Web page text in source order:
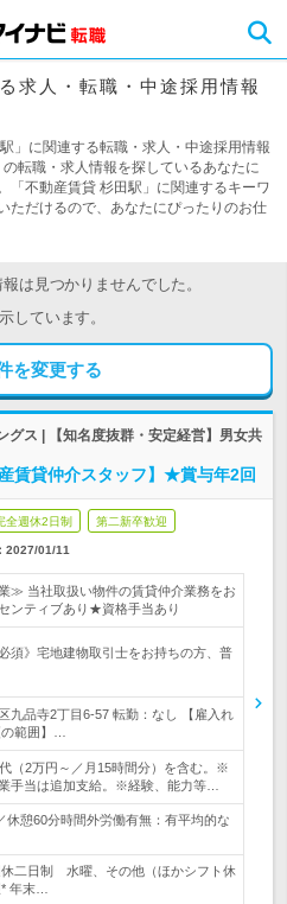
求人・転職・中途採用情報
」に関連する転職・求人・中途採用情報
転職・求人情報を探しているあなたに
「不動産賃貸 杉田駅」に関連するキーワ
ただけるので、あなたにぴったりのお仕
は見つかりませんでした。
しています。
を変更する
グス | 【知名度抜群・安定経営】男女共
賃貸仲介スタッフ】★賞与年2回
全週休2日制 第二新卒歓迎
2027/01/11
≫ 当社取扱い物件の賃貸仲介業務をお
ンティブあり★資格手当あり
須》宅地建物取引士をお持ちの方、普
九品寺2丁目6-57 転勤：なし 【雇入れ
範囲】…
（2万円～／月15時間分）を含む。※
手当は追加支給。※経験、能力等…
休憩60分時間外労働有無：有平均的な
二日制 水曜、その他（ほかシフト休
年末…